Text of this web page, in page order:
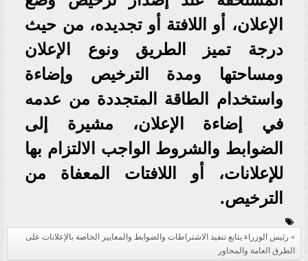
الإعلان، أو اللافتة أو تجديده، من حيث
درجة تميز الطريق ونوع الإعلان
ومساحتها ومدة الترخيص وإضاءة
واستخدام الطاقة المتجددة من عدمه
في إضاءة الإعلان، مشيرة إلى
الضوابط والشروط الواجب الالتزام بها
للإعلانات، أو اللافتات المعفاة من
الترخيص.
رئيس الوزراء يتابع تنفيذ الاشتراطات والضوابط والمعايير الخاصة بالإعلانات على
الطرق العامة والمحاور